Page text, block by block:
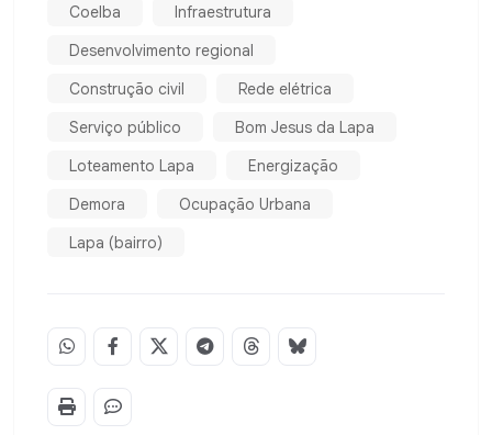
Coelba
Infraestrutura
Desenvolvimento regional
Construção civil
Rede elétrica
Serviço público
Bom Jesus da Lapa
Loteamento Lapa
Energização
Demora
Ocupação Urbana
Lapa (bairro)